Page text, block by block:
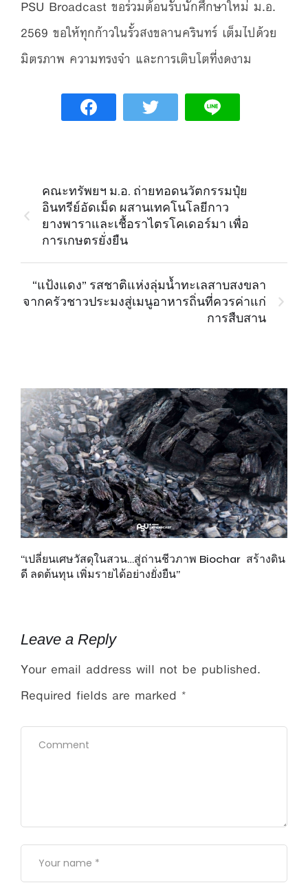
PSU Broadcast ขอร่วมต้อนรับนักศึกษาใหม่ ม.อ.
2569 ขอให้ทุกก้าวในรั้วสงขลานครินทร์ เต็มไปด้วย
มิตรภาพ ความทรงจำ และการเติบโตที่งดงาม
คณะทรัพยฯ ม.อ. ถ่ายทอดนวัตกรรมปุ๋ย
อินทรีย์อัดเม็ด ผสานเทคโนโลยีกาว
ยางพาราและเชื้อราไตรโคเดอร์มา เพื่อ
การเกษตรยั่งยืน
“แป้งแดง” รสชาติแห่งลุ่มน้ำทะเลสาบสงขลา
จากครัวชาวประมงสู่เมนูอาหารถิ่นที่ควรค่าแก่
การสืบสาน
“เปลี่ยนเศษวัสดุในสวน…สู่ถ่านชีวภาพ Biochar สร้างดิน
ดี ลดต้นทุน เพิ่มรายได้อย่างยั่งยืน”
Leave a Reply
Your email address will not be published.
Required fields are marked *